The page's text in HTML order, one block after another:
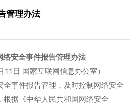
管理办法
络安全事件报告管理办法
11日 国家互联网信息办公室）
全事件报告管理，及时控制网络安全
据《中华人民共和国网络安全